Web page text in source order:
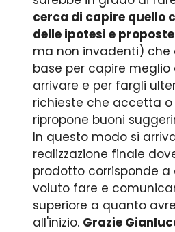
cerca di capire quello
delle ipotesi e proposte
ma non invadenti) che
base per capire meglio
arrivare e per fargli
richieste che accetta o
ripropone buoni
In questo modo si
realizzazione finale
prodotto corrisponde
voluto fare e
superiore a quanto
all'inizio. Grazie